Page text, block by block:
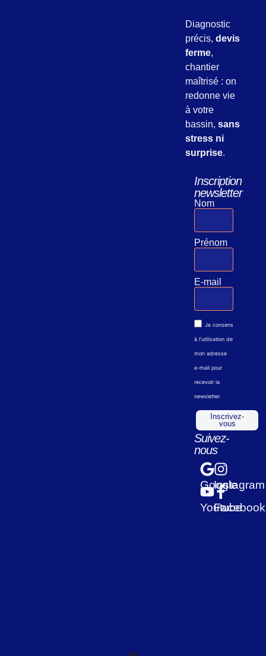
Diagnostic
précis, devis
ferme,
chantier
maîtrisé : on
redonne vie
à votre
bassin, sans
stress ni
surprise.
Inscription
newsletter
Nom
Prénom
E-mail
Je consens
à l’utilisation de
mon adresse
e-mail pour
recevoir la
newsletter.
Inscrivez-
vous
Suivez-
nous
Google
Instagram
Youtube
Facebook